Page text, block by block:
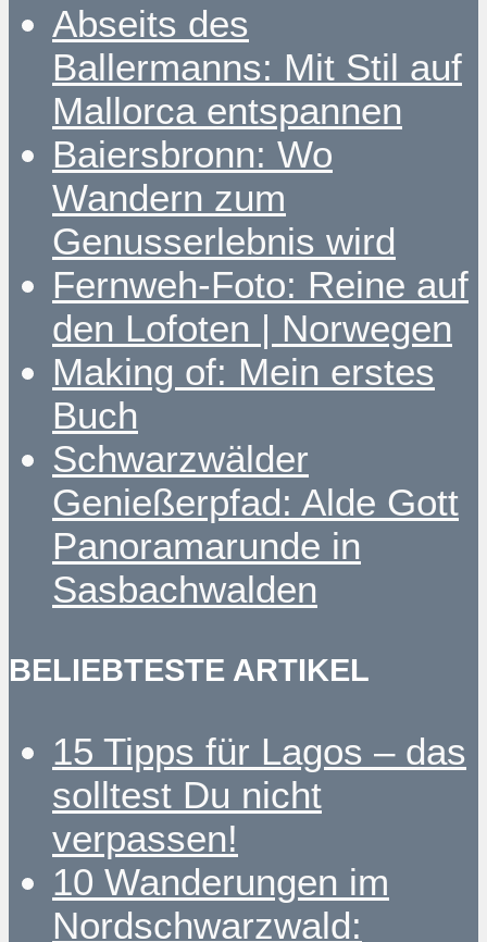
Abseits des
Ballermanns: Mit Stil auf
Mallorca entspannen
Baiersbronn: Wo
Wandern zum
Genusserlebnis wird
Fernweh-Foto: Reine auf
den Lofoten | Norwegen
Making of: Mein erstes
Buch
Schwarzwälder
Genießerpfad: Alde Gott
Panoramarunde in
Sasbachwalden
BELIEBTESTE ARTIKEL
15 Tipps für Lagos – das
solltest Du nicht
verpassen!
10 Wanderungen im
Nordschwarzwald: